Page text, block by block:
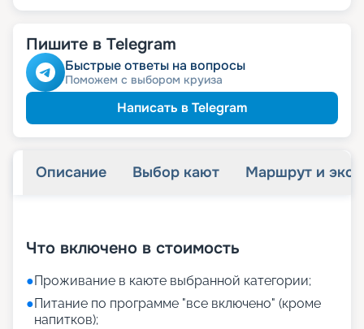
Пишите в Telegram
Быстрые ответы на вопросы
Поможем с выбором круиза
Написать в Telegram
Описание Выбор кают Маршрут и
Что включено в стоимость
●Проживание в каюте выбранной категории;
●Питание по программе "все включено" (кроме
напитков);